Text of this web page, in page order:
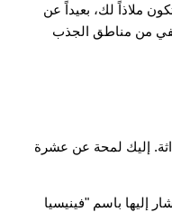
ملاذاً لك، بعيداً عن
من مناطق الجذب
إليك لمحة عن عشرة
إليها باسم "فينيسيا